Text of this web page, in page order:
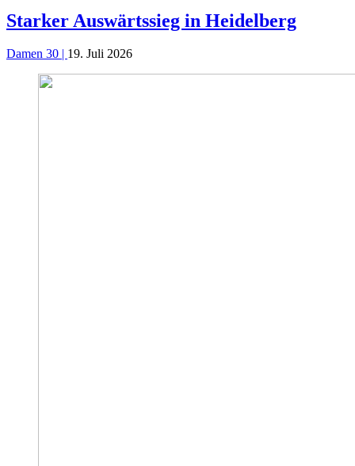
Starker Auswärtssieg in Heidelberg
Damen 30 | 19. Juli 2026